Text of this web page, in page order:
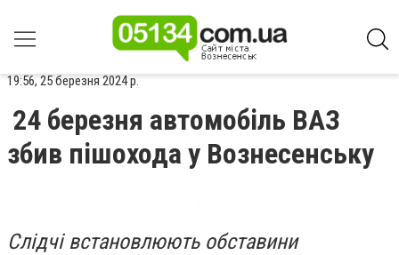
19:56, 25 березня 2024 р.
24 березня автомобіль ВАЗ
збив пішохода у Вознесенську
Слідчі встановлюють обставини